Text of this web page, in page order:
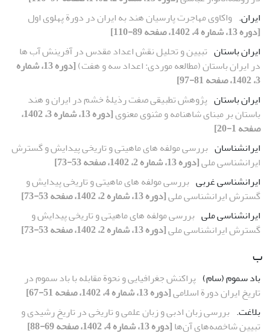
ایران.‏ واکاوی مهاجرت پارسیان هند به ایران در دورة پهلوی اول
[دوره 13، شماره 4، 1402، صفحه 89-110]
ایران باستان تبیین و تحلیل نقش اعداد مقدس در آفرینش آب ها
در ایران باستان (مطالعه موردی: اعداد سه و هفت)
[دوره 13، شماره
3، 1402، صفحه 81-97]
ایران باستان پژوهش تطبیقی صفت رذیلۀ خشم در ایران و هند
باستان بر مبنای شاهنامه و مثنوی معنوی
[دوره 13، شماره 3، 1402،
صفحه 1-20]
ایران‏شناسان بررسی مولفه ‏های ماهیتی و تاریخی پیدایش و گسترش
ایران‏شناسی ملی[دوره 13، شماره 2، 1402، صفحه 53-73]
ایران‏شناسی‏ غربی بررسی مولفه ‏های ماهیتی و تاریخی پیدایش و
گسترش ایران‏شناسی ملی[دوره 13، شماره 2، 1402، صفحه 53-73]
ایران‏شناسی ‏ملی بررسی مولفه ‏های ماهیتی و تاریخی پیدایش و
گسترش ایران‏شناسی ملی[دوره 13، شماره 2، 1402، صفحه 53-73]
ب
باد سموم (سام) پراکنش جغرافیایی و نحوة مقابله با باد سموم در
تاریخ ایران دورة اسلامی[دوره 13، شماره 4، 1402، صفحه 51-67]
بلاغت.‏ بررسی زبان ادبی و زبان علمی و تاریخی در تاریخ رشیدی و
تبیین شاخصه‌های آن‌ها[دوره 13، شماره 4، 1402، صفحه 69-88]